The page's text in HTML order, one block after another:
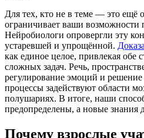
Для тех, кто не в теме — это ещё
ограничивает ваши возможности
Нейробиологи опровергли эту
устаревшей и упрощённой.
как единое целое, привлекая обе
сложных задач. Речь,
регулирование эмоций и
процессы задействуют области
полушариях. В итоге, наши
предопределены, а новые
Почему взрослые